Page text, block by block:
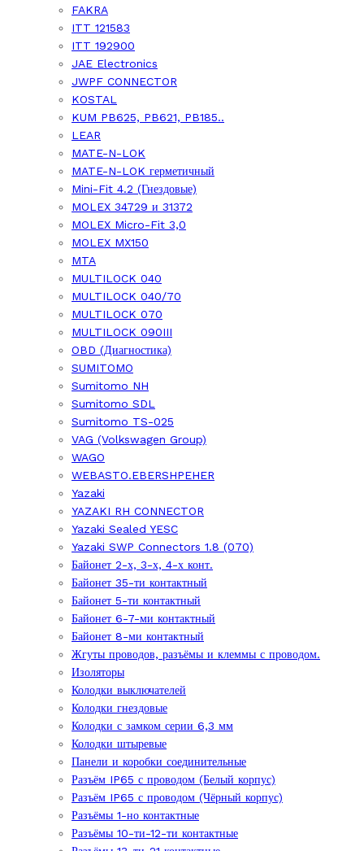
FAKRA
ITT 121583
ITT 192900
JAE Electronics
JWPF CONNECTOR
KOSTAL
KUM PB625, PB621, PB185..
LEAR
MATE-N-LOK
MATE-N-LOK герметичный
Mini-Fit 4.2 (Гнездовые)
MOLEX 34729 и 31372
MOLEX Micro-Fit 3,0
MOLEX MX150
MTA
MULTILOCK 040
MULTILOCK 040/70
MULTILOCK 070
MULTILOCK 090III
OBD (Диагностика)
SUMITOMO
Sumitomo NH
Sumitomo SDL
Sumitomo TS-025
VAG (Volkswagen Group)
WAGO
WEBASTO.EBERSHPEHER
Yazaki
YAZAKI RH CONNECTOR
Yazaki Sealed YESC
Yazaki SWP Connectors 1.8 (070)
Байонет 2-х, 3-х, 4-х конт.
Байонет 35-ти контактный
Байонет 5-ти контактный
Байонет 6-7-ми контактный
Байонет 8-ми контактный
Жгуты проводов, разъёмы и клеммы с проводом.
Изоляторы
Колодки выключателей
Колодки гнездовые
Колодки с замком серии 6,3 мм
Колодки штыревые
Панели и коробки соединительные
Разъём IP65 с проводом (Белый корпус)
Разъём IP65 с проводом (Чёрный корпус)
Разъёмы 1-но контактные
Разъёмы 10-ти-12-ти контактные